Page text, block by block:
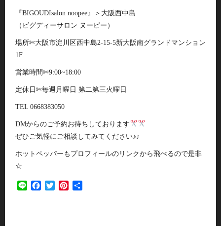
『BIGOUDIsalon noopee』＞大阪西中島
（ビグディーサロン ヌーピー）
場所✄大阪市淀川区西中島2-15-5新大阪南グランドマンション
1F
営業時間✄9:00~18:00
定休日✄毎週月曜日 第二第三火曜日
TEL 0668383050
DMからのご予約お待ちしております
ぜひご気軽にご相談してみてください♪♪
ホットペッパーもプロフィールのリンクから飛べるので是非
☆
Line FacebookTwitterPinterest